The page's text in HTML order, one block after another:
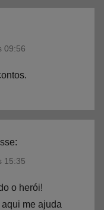
09:56
15:35
o herói!
me ajuda